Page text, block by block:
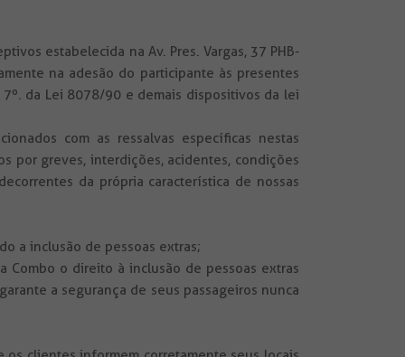
estabelecida na Av. Pres. Vargas, 37 PHB-
na adesão do participante às presentes
7º. da Lei 8078/90 e demais dispositivos da lei
com as ressalvas específicas nestas
por greves, interdições, acidentes, condições
da própria característica de nossas
a inclusão de pessoas extras;
Combo o direito à inclusão de pessoas extras
a segurança de seus passageiros nunca